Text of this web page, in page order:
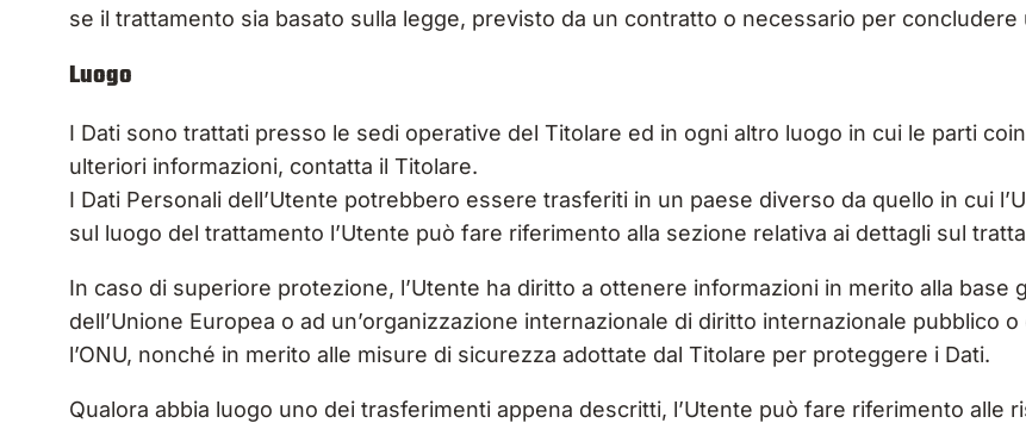
se il trattamento sia basato sulla legge, previsto da un contratto o necessario per concludere
Luogo
I Dati sono trattati presso le sedi operative del Titolare ed in ogni altro luogo in cui le parti
ulteriori informazioni, contatta il Titolare.
I Dati Personali dell’Utente potrebbero essere trasferiti in un paese diverso da quello in cui
sul luogo del trattamento l’Utente può fare riferimento alla sezione relativa ai dettagli sul
In caso di superiore protezione, l’Utente ha diritto a ottenere informazioni in merito alla base
dell’Unione Europea o ad un’organizzazione internazionale di diritto internazionale pubblico
l’ONU, nonché in merito alle misure di sicurezza adottate dal Titolare per proteggere i Dati.
Qualora abbia luogo uno dei trasferimenti appena descritti, l’Utente può fare riferimento